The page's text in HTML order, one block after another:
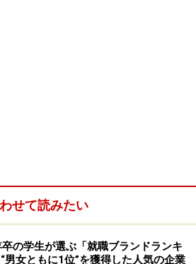
活動からの離脱・第四段階「就職
。
せて読みたい
の学生が選ぶ「就職ブランドランキ
男女ともに1位”を獲得した人気の企業